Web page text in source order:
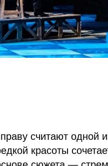
считают одной
красоты